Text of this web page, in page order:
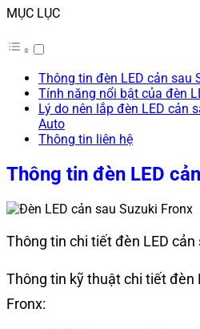
MỤC LỤC
Thông tin đèn LED cản sau
Tính năng nổi bật của đèn
Lý do nên lắp đèn LED cản
Auto
Thông tin liên hệ
Thông tin đèn LED
Thông tin chi tiết đèn LED cản
Thông tin kỹ thuật chi tiết đèn
Fronx: